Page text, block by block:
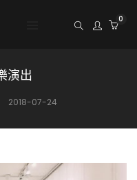
0
演出
2018-07-24